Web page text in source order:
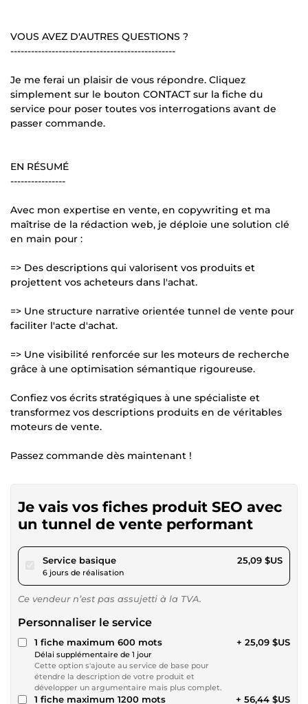
VOUS AVEZ D'AUTRES QUESTIONS ?
------------------------------------------------
Je me ferai un plaisir de vous répondre. Cliquez
simplement sur le bouton CONTACT sur la fiche du
service pour poser toutes vos interrogations avant de
passer commande.
EN RÉSUMÉ
----------------
Avec mon expertise en vente, en copywriting et ma
maîtrise de la rédaction web, je déploie une solution clé
en main pour :
=> Des descriptions qui valorisent vos produits et
projettent vos acheteurs dans l'achat.
=> Une structure narrative orientée tunnel de vente pour
faciliter l'acte d'achat.
=> Une visibilité renforcée sur les moteurs de recherche
grâce à une optimisation sémantique rigoureuse.
Confiez vos écrits stratégiques à une spécialiste et
transformez vos descriptions produits en de véritables
moteurs de vente.
Passez commande dès maintenant !
Je vais vos fiches produit SEO avec
un tunnel de vente performant
Service basiquepour 23,12 $US
6 jours de réalisation
25,09 $US
Ce vendeur n’est pas assujetti à la TVA.
Personnaliser le service
1 fiche maximum 600 mots
Délai supplémentaire de 1 jour
Cette option s'ajoute au service de base pour
étendre la description de votre produit et
développer un argumentaire mais plus complet.
+ 25,09 $US
1 fiche maximum 1200 mots + 56,44 $US